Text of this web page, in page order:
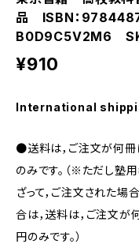
品 ISBN：
B0D9C5V2M6
¥910
International
●送料は，ご注文が何冊
のみです。（※ただし塾
ざって，ご注文された場
合は，送料は，ご注文が
円のみです。）